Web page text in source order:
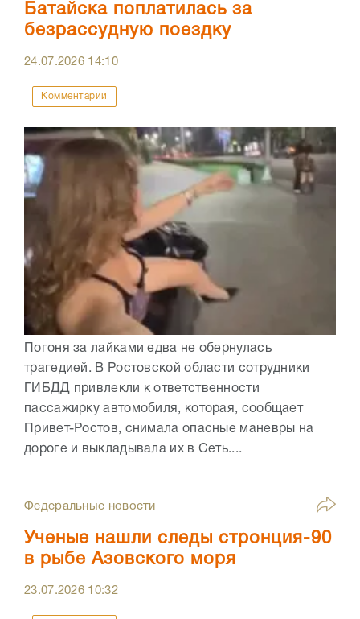
Батайска поплатилась за
безрассудную поездку
24.07.2026 14:10
Комментарии
Погоня за лайками едва не обернулась
трагедией. В Ростовской области сотрудники
ГИБДД привлекли к ответственности
пассажирку автомобиля, которая, сообщает
Привет-Ростов, снимала опасные маневры на
дороге и выкладывала их в Сеть....
Федеральные новости
Ученые нашли следы стронция-90
в рыбе Азовского моря
23.07.2026 10:32